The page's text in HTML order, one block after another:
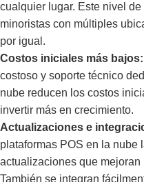
cualquier lugar. Este nivel
minoristas con múltiples
por igual.
Costos iniciales más bajos:
costoso y soporte técnico
nube reducen los costos
invertir más en crecimiento.
Actualizaciones e
plataformas POS en la nube
actualizaciones que
También se integran